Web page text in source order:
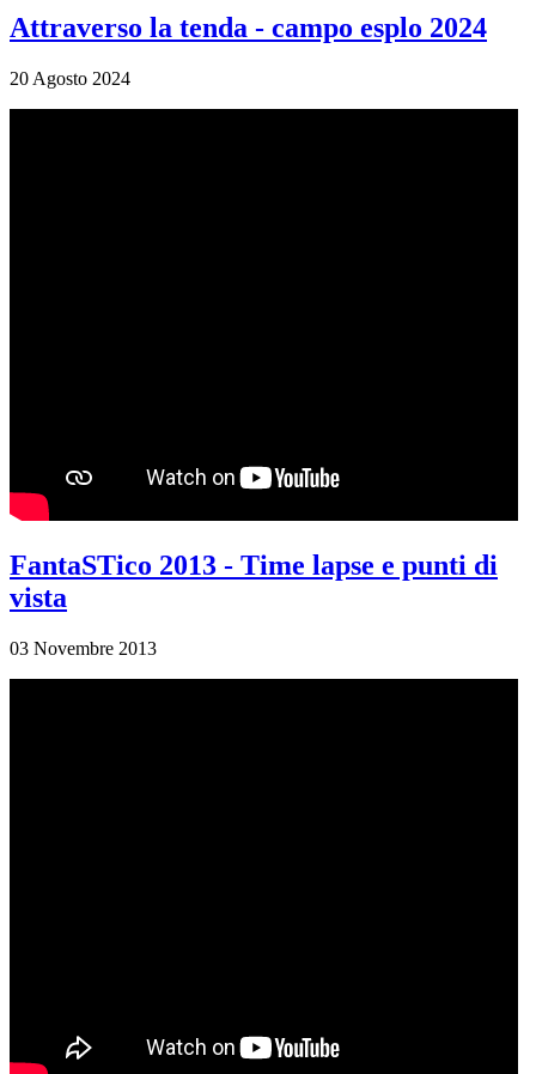
Attraverso la tenda - campo esplo 2024
20 Agosto 2024
FantaSTico 2013 - Time lapse e punti di
vista
03 Novembre 2013